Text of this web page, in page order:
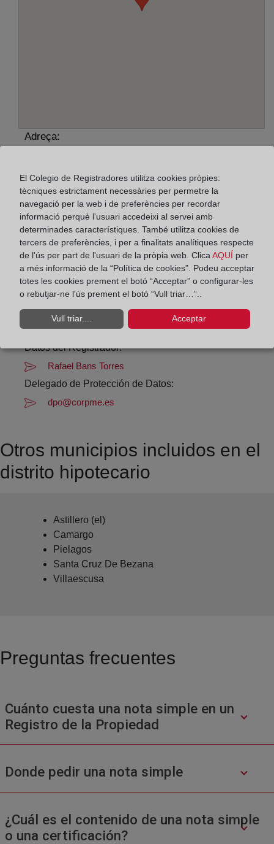
Adreça:
Horario:
De lunes a viernes de 09:00 a 17:00 horas
Agosto: De lunes a viernes de 09:00 a 14:00 horas
Los días 24 y 31 de diciembre de 09:00 a 14:00
horas
Datos de contacto:
(942) 27 80 02
santander2@registrodelapropiedad.org
Datos del Registrador:
Rafael Bans Torres
Delegado de Protección de Datos:
dpo@corpme.es
Otros municipios incluidos en el
distrito hipotecario
Astillero (el)
Camargo
Pielagos
Santa Cruz De Bezana
Villaescusa
Preguntas frecuentes
Cuánto cuesta una nota simple en un
Registro de la Propiedad
Donde pedir una nota simple
¿Cuál es el contenido de una nota simple
o una certificación?
El Colegio de Registradores utilitza cookies pròpies:
tècniques estrictament necessàries per permetre la
navegació per la web i de preferències per recordar
informació perquè l'usuari accedeixi al servei amb
determinades característiques. També utilitza cookies de
tercers de preferències, i per a finalitats analítiques respecte
de l'ús per part de l'usuari de la pròpia web. Clica AQUÍ per
a més informació de la “Política de cookies”. Podeu acceptar
totes les cookies prement el botó “Acceptar” o configurar-les
o rebutjar-ne l'ús prement el botó “Vull triar…”..
Vull triar.... Acceptar